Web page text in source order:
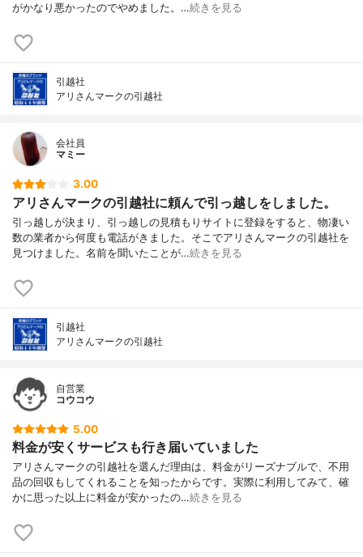
がかなり悪かったのでやめました。…続きを見る
引越社
アリさんマークの引越社
会社員
マミー
3.00
アリさんマークの引越社に頼んで引っ越しをしました。
引っ越しが決まり、引っ越しの見積もりサイトに登録をすると、物凄い
数の業者から何度も電話がきました。そこでアリさんマークの引越社を
見つけました。名前を聞いたことが…続きを見る
引越社
アリさんマークの引越社
自営業
コウコウ
5.00
料金が安くサービスも行き届いていました
アリさんマークの引越社を選んだ理由は、料金がリーズナブルで、不用
品の回収もしてくれることを知ったからです。実際に利用してみて、確
かに思った以上に料金が安かったの…続きを見る